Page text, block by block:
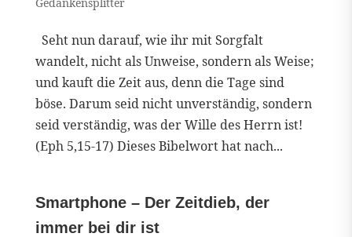
Seht nun darauf, wie ihr mit Sorgfalt
wandelt, nicht als Unweise, sondern als Weise;
und kauft die Zeit aus, denn die Tage sind
böse. Darum seid nicht unverständig, sondern
seid verständig, was der Wille des Herrn ist!
(Eph 5,15-17) Dieses Bibelwort hat nach...
Smartphone – Der Zeitdieb, der
immer bei dir ist